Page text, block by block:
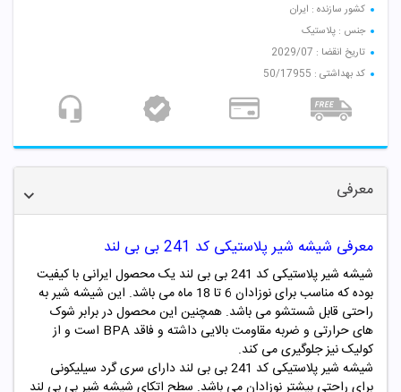
کشور سازنده : ایران
جنس : پلاستیک
تاریخ انقضا : 2029/07
کد بهداشتی : 50/17955
معرفی
معرفی شیشه شیر پلاستیکی کد 241 بی بی لند
شیشه شیر پلاستیکی کد 241 بی بی لند یک محصول ایرانی با کیفیت
بوده که مناسب برای نوزادان 6 تا 18 ماه می باشد. این شیشه شیر به
راحتی قابل شستشو می باشد. همچنین این محصول در برابر شوک
های حرارتی و ضربه مقاومت بالایی داشته و فاقد BPA است و از
کولیک نیز جلوگیری می کند.
شیشه شیر پلاستیکی کد 241بی بی لند دارای سری گرد سیلیکونی
برای راحتی بیشتر نوزادان می باشد. سطح اتکای شیشه شیر بی بی لند